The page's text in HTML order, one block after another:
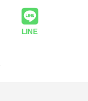
LINE